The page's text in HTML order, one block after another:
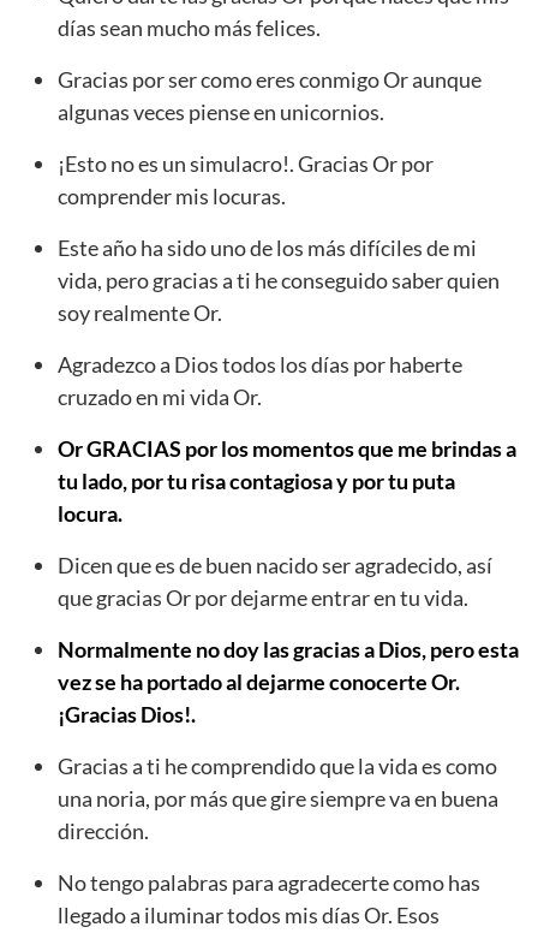
días sean mucho más felices.
Gracias por ser como eres conmigo Or aunque
algunas veces piense en unicornios.
¡Esto no es un simulacro!. Gracias Or por
comprender mis locuras.
Este año ha sido uno de los más difíciles de mi
vida, pero gracias a ti he conseguido saber quien
soy realmente Or.
Agradezco a Dios todos los días por haberte
cruzado en mi vida Or.
Or GRACIAS por los momentos que me brindas a
tu lado, por tu risa contagiosa y por tu puta
locura.
Dicen que es de buen nacido ser agradecido, así
que gracias Or por dejarme entrar en tu vida.
Normalmente no doy las gracias a Dios, pero esta
vez se ha portado al dejarme conocerte Or.
¡Gracias Dios!.
Gracias a ti he comprendido que la vida es como
una noria, por más que gire siempre va en buena
dirección.
No tengo palabras para agradecerte como has
llegado a iluminar todos mis días Or. Esos